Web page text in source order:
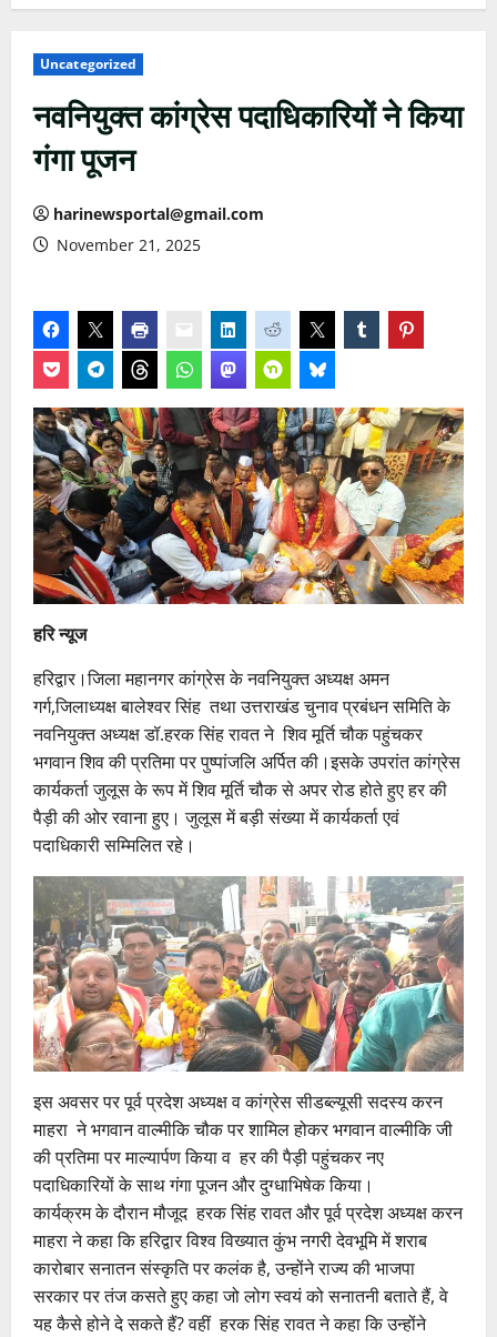
Uncategorized
नवनियुक्त कांग्रेस पदाधिकारियों ने किया
गंगा पूजन
harinewsportal@gmail.com
November 21, 2025
हरि न्यूज
हरिद्वार।जिला महानगर कांग्रेस के नवनियुक्त अध्यक्ष अमन
गर्ग,जिलाध्यक्ष बालेश्वर सिंह तथा उत्तराखंड चुनाव प्रबंधन समिति के
नवनियुक्त अध्यक्ष डॉ.हरक सिंह रावत ने शिव मूर्ति चौक पहुंचकर
भगवान शिव की प्रतिमा पर पुष्पांजलि अर्पित की।इसके उपरांत कांग्रेस
कार्यकर्ता जुलूस के रूप में शिव मूर्ति चौक से अपर रोड होते हुए हर की
पैड़ी की ओर रवाना हुए। जुलूस में बड़ी संख्या में कार्यकर्ता एवं
पदाधिकारी सम्मिलित रहे।
इस अवसर पर पूर्व प्रदेश अध्यक्ष व कांग्रेस सीडब्ल्यूसी सदस्य करन
माहरा ने भगवान वाल्मीकि चौक पर शामिल होकर भगवान वाल्मीकि जी
की प्रतिमा पर माल्यार्पण किया व हर की पैड़ी पहुंचकर नए
पदाधिकारियों के साथ गंगा पूजन और दुग्धाभिषेक किया।
कार्यक्रम के दौरान मौजूद हरक सिंह रावत और पूर्व प्रदेश अध्यक्ष करन
माहरा ने कहा कि हरिद्वार विश्व विख्यात कुंभ नगरी देवभूमि में शराब
कारोबार सनातन संस्कृति पर कलंक है, उन्होंने राज्य की भाजपा
सरकार पर तंज कसते हुए कहा जो लोग स्वयं को सनातनी बताते हैं, वे
यह कैसे होने दे सकते हैं? वहीं हरक सिंह रावत ने कहा कि उन्होंने